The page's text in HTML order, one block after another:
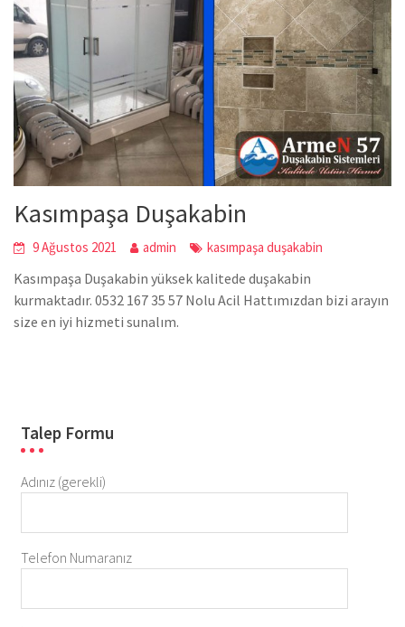
Kasımpaşa Duşakabin
9 Ağustos 2021 admin kasımpaşa duşakabin
Kasımpaşa Duşakabin yüksek kalitede duşakabin
kurmaktadır. 0532 167 35 57 Nolu Acil Hattımızdan bizi arayın
size en iyi hizmeti sunalım.
Talep Formu
Adınız (gerekli)
Telefon Numaranız